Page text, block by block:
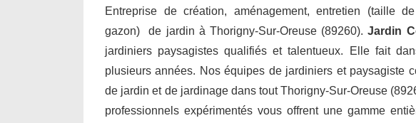
Entreprise de création, aménagement, entretien (taille
gazon) de jardin à Thorigny-Sur-Oreuse (89260).Jardin
jardiniers paysagistes qualifiés et talentueux. Elle fait
plusieurs années. Nos équipes de jardiniers et paysagiste
de jardin et de jardinage dans tout Thorigny-Sur-Oreuse
professionnels expérimentés vous offrent une gamme